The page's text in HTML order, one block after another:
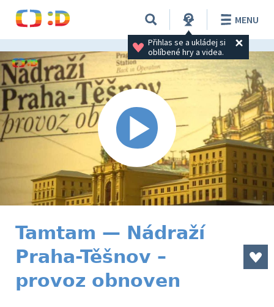
Přihlas se a ukládej si
oblíbené hry a videa.
MENU
Tamtam — Nádraží
Praha-Těšnov –
provoz obnoven